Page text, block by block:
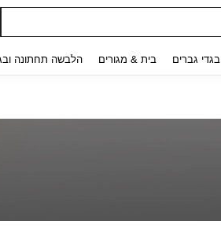
בגדי גברים בית & מגורים הלבשה תחתונה